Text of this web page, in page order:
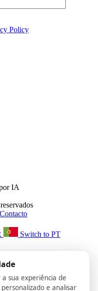
Policy
IA
Contacto
Switch to PT
sua experiência de
e analisar